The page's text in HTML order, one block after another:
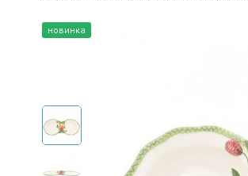
новинка